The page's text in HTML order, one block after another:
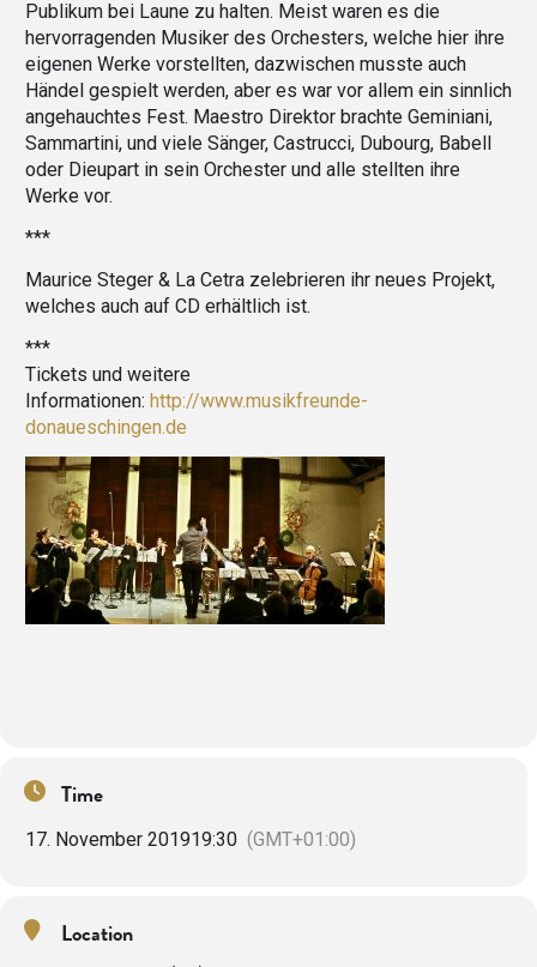
Publikum bei Laune zu halten. Meist waren es die
hervorragenden Musiker des Orchesters, welche hier ihre
eigenen Werke vorstellten, dazwischen musste auch
Händel gespielt werden, aber es war vor allem ein sinnlich
angehauchtes Fest. Maestro Direktor brachte Geminiani,
Sammartini, und viele Sänger, Castrucci, Dubourg, Babell
oder Dieupart in sein Orchester und alle stellten ihre
Werke vor.
***
Maurice Steger & La Cetra zelebrieren ihr neues Projekt,
welches auch auf CD erhältlich ist.
***
Tickets und weitere
Informationen: http://www.musikfreunde-
donaueschingen.de
Time
17. November 201919:30 (GMT+01:00)
Location